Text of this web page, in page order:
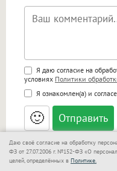
Поддержка HTML
<b>, <strong>,
<small>, <sup>,
<blockquote>,
адреса URL
ссылками, и
открываться в
Я даю согласие на
условиях Политики
Я ознакомлен(а) и
🙂
Нет
Даю своё согласие на обработку
ФЗ от 27.07.2006 г. №152-ФЗ «О
целей, определённых в Политике.